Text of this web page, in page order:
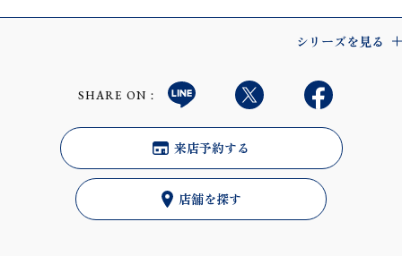
シリーズを見る
SHARE ON：
来店予約する
店舗を探す